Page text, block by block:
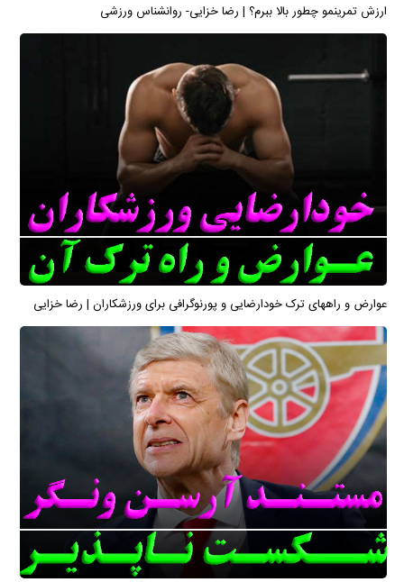
ارزش تمرینمو چطور بالا ببرم؟ | رضا خزایی- روانشناس ورزشی
عوارض و راههای ترک خودارضایی و پورنوگرافی برای ورزشکاران | رضا خزایی